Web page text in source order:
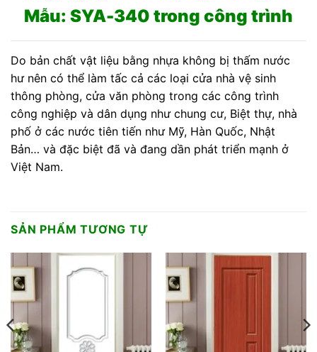
Mẫu: SYA-340 trong công trình
Do bản chất vật liệu bằng nhựa không bị thấm nước
hư nên có thể làm tấc cả các loại cửa nhà vệ sinh
thông phòng, cửa văn phòng trong các công trình
công nghiệp và dân dụng như chung cư, Biệt thự, nhà
phố ở các nước tiên tiến như Mỹ, Hàn Quốc, Nhật
Bản… và đặc biệt đã và đang dần phát triển mạnh ở
Việt Nam.
SẢN PHẨM TƯƠNG TỰ